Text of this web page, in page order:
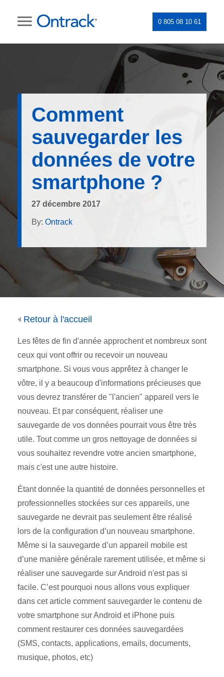
0 805 08 10 61
Comment
sauvegarder les
données de votre
smartphone ?
27 décembre 2017
By: Ontrack
Retour à l'accueil
Les fêtes de fin d'année approchent et nombreux sont
ceux qui vont offrir ou recevoir un nouveau
smartphone. Si vous vous apprêtez à changer le
vôtre, il y a beaucoup d'informations précieuses que
vous devrez transférer de "l'ancien" appareil vers le
nouveau. Et par conséquent, réaliser une
sauvegarde de vos données pourrait vous être très
utile. Tout comme un gros nettoyage de données si
vous souhaitez revendre votre ancien smartphone,
mais c'est une autre histoire.
Étant donnée la quantité de données personnelles et
professionnelles stockées sur ces appareils, une
sauvegarde ne devrait pas seulement être réalisé
lors de la configuration d’un nouveau smartphone.
Même si la sauvegarde d’un appareil mobile est
d’une manière générale rarement utilisée, et même si
réaliser une sauvegarde sur Android n'est pas si
facile. C’est pourquoi nous allons vous expliquer
dans cet article comment sauvegarder le contenu de
votre smartphone sur Android et iPhone puis
comment restaurer ces données sauvegardées
(SMS, contacts, applications, emails, documents,
musique, photos, etc)